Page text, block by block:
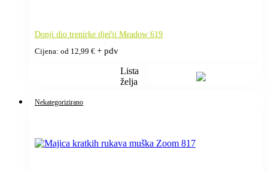
Donji dio trenirke dječji Meadow 619
Cijena: od 12,99 € + pdv
Lista
želja
Nekategorizirano